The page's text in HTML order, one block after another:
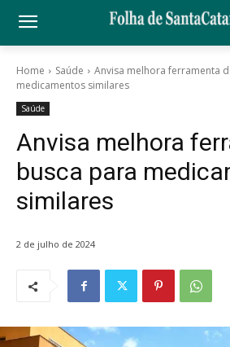
Home Saúde
Anvisa melhora ferramenta
medicamentos similares
Saúde
Anvisa melhora
busca para
similares
2 de julho de 2024